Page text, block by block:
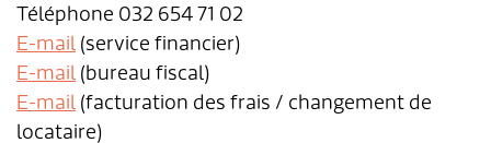
Téléphone 032 654 71 02
E-mail (service financier)
E-mail (bureau fiscal)
E-mail (facturation des frais / changement de
locataire)